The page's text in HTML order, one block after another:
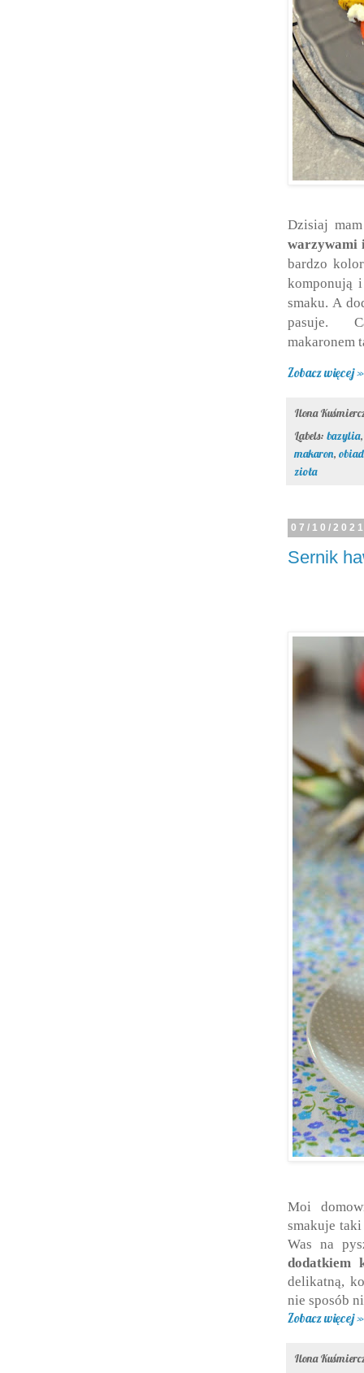
Dzisiaj
warzywami
bardzo
komponują i
smaku. A
pasuje.
makaronem
Zobacz więcej »
Ilona
Labels: bazylia
makaron, obiad
zioła
07/10/
Sernik
Moi
smakuje
Was na
dodatkiem
delikatną,
nie sposób
Zobacz więcej »
Ilona